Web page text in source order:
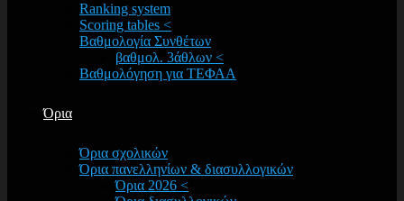
Ranking system
Scoring tables <
Βαθμολογία Συνθέτων
βαθμολ. 3άθλων <
Βαθμολόγηση για ΤΕΦΑΑ
Όρια
Όρια σχολικών
Όρια πανελληνίων & διασυλλογικών
Όρια 2026 <